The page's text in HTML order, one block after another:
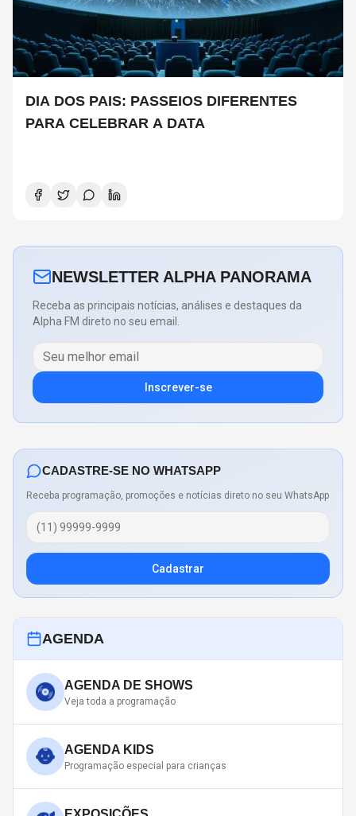
DIA DOS PAIS: PASSEIOS DIFERENTES
PARA CELEBRAR A DATA
NEWSLETTER ALPHA PANORAMA
Receba as principais notícias, análises e destaques da
Alpha FM direto no seu email.
Inscrever-se
CADASTRE-SE NO WHATSAPP
Receba programação, promoções e notícias direto no seu WhatsApp
Cadastrar
AGENDA
AGENDA DE SHOWS
Veja toda a programação
AGENDA KIDS
Programação especial para crianças